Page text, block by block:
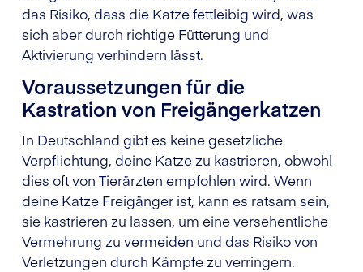
das Risiko, dass die Katze fettleibig wird, was
sich aber durch richtige Fütterung und
Aktivierung verhindern lässt.
Voraussetzungen für die
Kastration von Freigängerkatzen
In Deutschland gibt es keine gesetzliche
Verpflichtung, deine Katze zu kastrieren, obwohl
dies oft von Tierärzten empfohlen wird. Wenn
deine Katze Freigänger ist, kann es ratsam sein,
sie kastrieren zu lassen, um eine versehentliche
Vermehrung zu vermeiden und das Risiko von
Verletzungen durch Kämpfe zu verringern.